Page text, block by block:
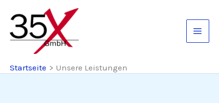
Inhalt
springen
Startseite Unsere Leistungen